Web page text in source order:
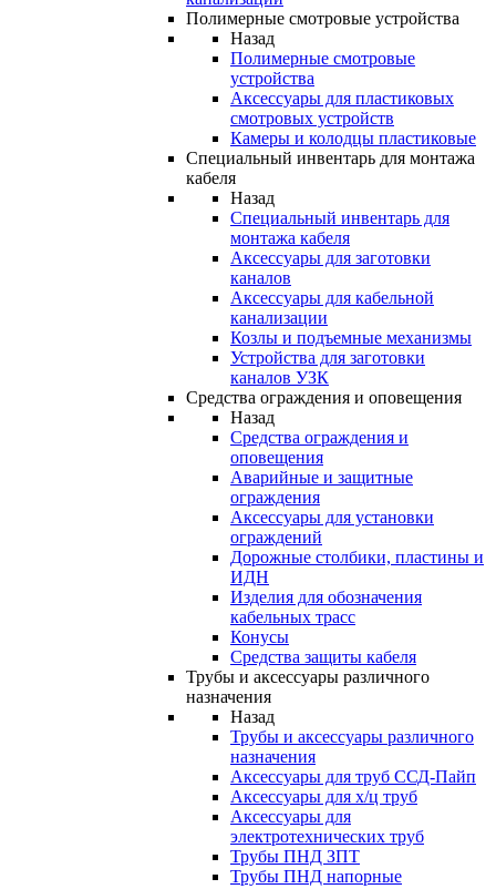
Полимерные смотровые устройства
Назад
Полимерные смотровые
устройства
Аксессуары для пластиковых
смотровых устройств
Камеры и колодцы пластиковые
Специальный инвентарь для монтажа
кабеля
Назад
Специальный инвентарь для
монтажа кабеля
Аксессуары для заготовки
каналов
Аксессуары для кабельной
канализации
Козлы и подъемные механизмы
Устройства для заготовки
каналов УЗК
Средства ограждения и оповещения
Назад
Средства ограждения и
оповещения
Аварийные и защитные
ограждения
Аксессуары для установки
ограждений
Дорожные столбики, пластины и
ИДН
Изделия для обозначения
кабельных трасс
Конусы
Средства защиты кабеля
Трубы и аксессуары различного
назначения
Назад
Трубы и аксессуары различного
назначения
Аксессуары для труб ССД-Пайп
Аксессуары для х/ц труб
Аксессуары для
электротехнических труб
Трубы ПНД ЗПТ
Трубы ПНД напорные